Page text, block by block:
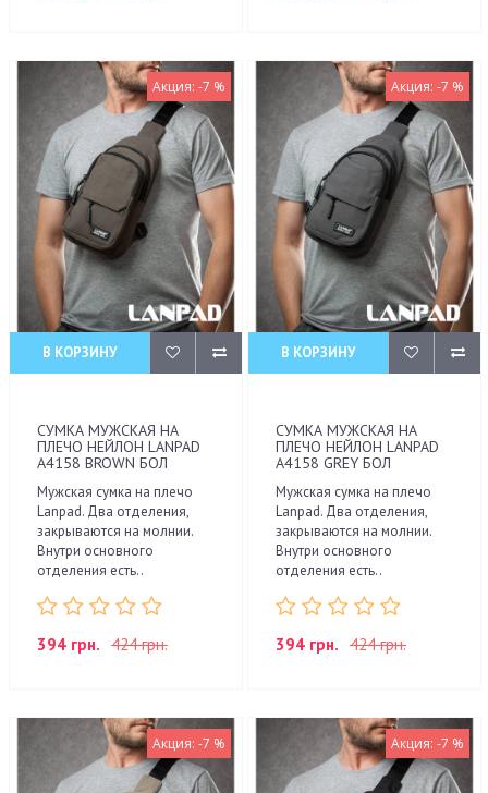
Акция: -7 %
В КОРЗИНУ
СУМКА МУЖСКАЯ НА
ПЛЕЧО НЕЙЛОН LANPAD
A4158 BROWN БОЛ
Мужская сумка на плечо
Lanpad. Два отделения,
закрываются на молнии.
Внутри основного
отделения есть..
394 грн. 424 грн.
Акция: -7 %
В КОРЗИНУ
СУМКА МУЖСКАЯ НА
ПЛЕЧО НЕЙЛОН LANPAD
A4158 GREY БОЛ
Мужская сумка на плечо
Lanpad. Два отделения,
закрываются на молнии.
Внутри основного
отделения есть..
394 грн. 424 грн.
Акция: -7 % Акция: -7 %